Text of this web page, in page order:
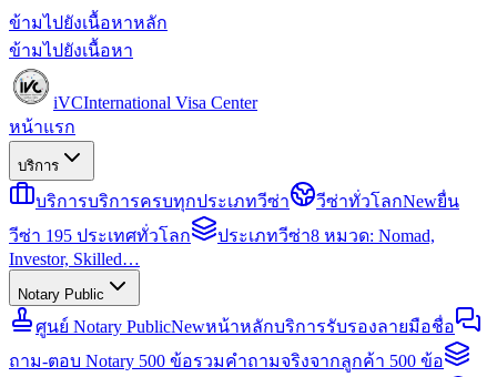
ข้ามไปยังเนื้อหาหลัก
ข้ามไปยังเนื้อหา
iVCInternational Visa Center
หน้าแรก
บริการ
บริการบริการครบทุกประเภทวีซ่า วีซ่าทั่วโลกNewยื่น
วีซ่า 195 ประเทศทั่วโลก
ประเภทวีซ่า8 หมวด: Nomad,
Investor, Skilled…
Notary Public
ศูนย์ Notary PublicNewหน้าหลักบริการรับรองลายมือชื่อ
ถาม-ตอบ Notary 500 ข้อรวมคำถามจริงจากลูกค้า 500 ข้อ